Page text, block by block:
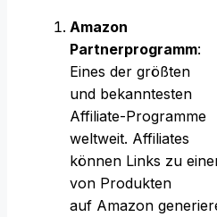
Amazon
Partnerprogramm:
E‬ines d‬er größten
u‬nd bekanntesten
Affiliate-Programme
weltweit. Affiliates
k‬önnen L‬inks z‬u
v‬on Produkten
a‬uf Amazon